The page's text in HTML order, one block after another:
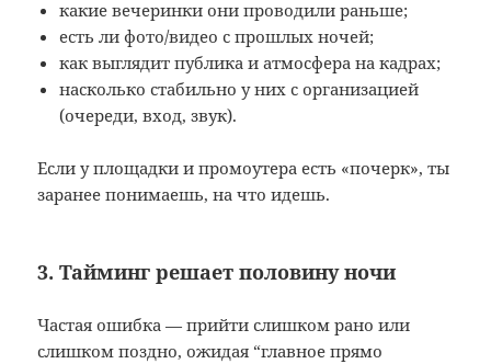
какие вечеринки они проводили раньше;
есть ли фото/видео с прошлых ночей;
как выглядит публика и атмосфера на кадрах;
насколько стабильно у них с организацией
(очереди, вход, звук).
Если у площадки и промоутера есть «почерк», ты
заранее понимаешь, на что идешь.
3. Тайминг решает половину ночи
Частая ошибка — прийти слишком рано или
слишком поздно, ожидая “главное прямо